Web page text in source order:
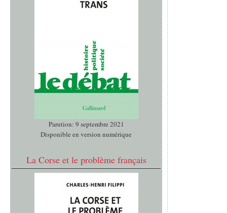
Parution: 9 septembre 2021
Disponible en version numérique
La Corse et le problème français